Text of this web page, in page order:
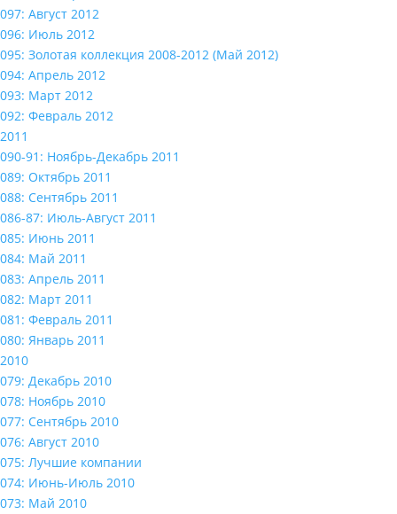
097: Август 2012
096: Июль 2012
095: Золотая коллекция 2008-2012 (Май 2012)
094: Апрель 2012
093: Март 2012
092: Февраль 2012
2011
090-91: Ноябрь-Декабрь 2011
089: Октябрь 2011
088: Сентябрь 2011
086-87: Июль-Август 2011
085: Июнь 2011
084: Май 2011
083: Апрель 2011
082: Март 2011
081: Февраль 2011
080: Январь 2011
2010
079: Декабрь 2010
078: Ноябрь 2010
077: Сентябрь 2010
076: Август 2010
075: Лучшие компании
074: Июнь-Июль 2010
073: Май 2010